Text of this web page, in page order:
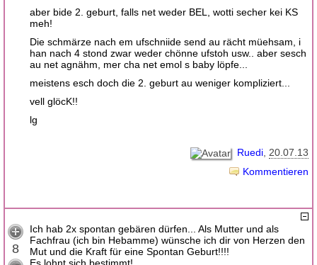
aber bide 2. geburt, falls net weder BEL, wotti secher kei KS
meh!
Die schmärze nach em ufschniide send au rächt müehsam, i
han nach 4 stond zwar weder chönne ufstoh usw.. aber sesch
au net agnähm, mer cha net emol s baby löpfe...
meistens esch doch die 2. geburt au weniger kompliziert...
vell glöcK!!
lg
Ruedi 20.07.13
Kommentieren
8
Ich hab 2x spontan gebären dürfen... Als Mutter und als
Fachfrau (ich bin Hebamme) wünsche ich dir von Herzen den
Mut und die Kraft für eine Spontan Geburt!!!!